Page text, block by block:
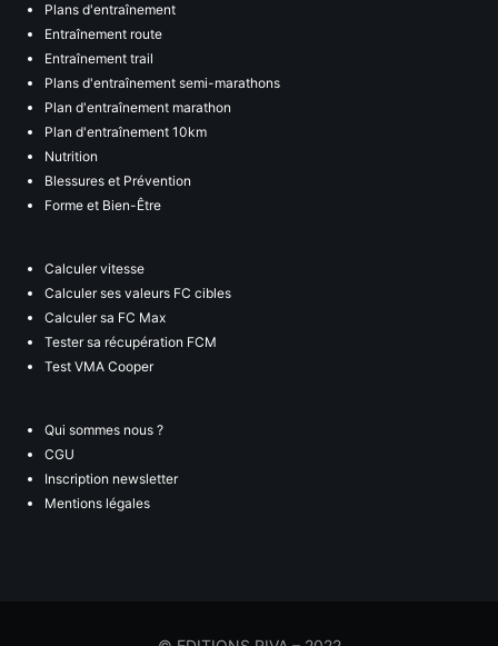
Plans d'entraînement
Entraînement route
Entraînement trail
Plans d'entraînement semi-marathons
Plan d'entraînement marathon
Plan d'entraînement 10km
Nutrition
Blessures et Prévention
Forme et Bien-Être
Calculer vitesse
Calculer ses valeurs FC cibles
Calculer sa FC Max
Tester sa récupération FCM
Test VMA Cooper
Qui sommes nous ?
CGU
Inscription newsletter
Mentions légales